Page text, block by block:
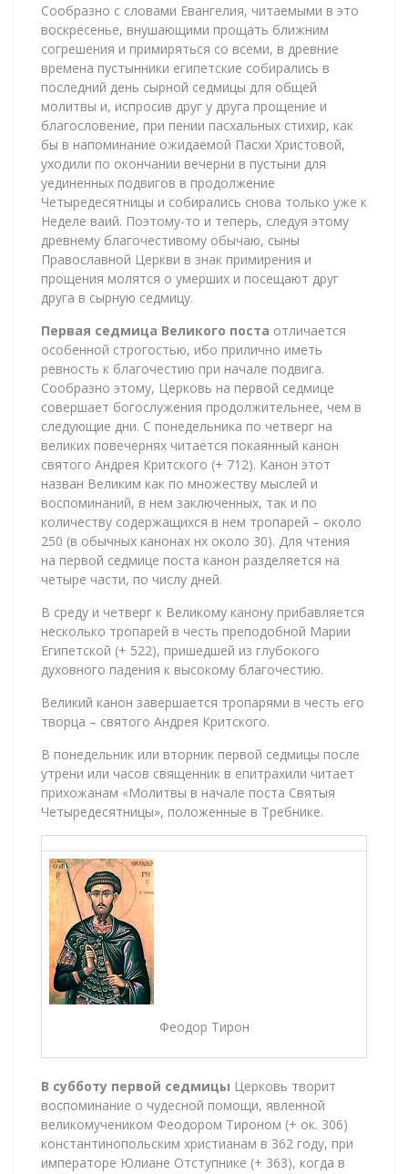
Сообразно с словами Евангелия, читаемыми в это
воскресенье, внушающими прощать ближним
согрешения и примиряться со всеми, в древние
времена пустынники египетские собирались в
последний день сырной седмицы для общей
молитвы и, испросив друг у друга прощение и
благословение, при пении пасхальных стихир, как
бы в напоминание ожидаемой Пасхи Христовой,
уходили по окончании вечерни в пустыни для
уединенных подвигов в продолжение
Четыредесятницы и собирались снова только уже к
Неделе ваий. Поэтому-то и теперь, следуя этому
древнему благочестивому обычаю, сыны
Православной Церкви в знак примирения и
прощения молятся о умерших и посещают друг
друга в сырную седмицу.
Первая седмица Великого поста отличается
особенной строгостью, ибо прилично иметь
ревность к благочестию при начале подвига.
Сообразно этому, Церковь на первой седмице
совершает богослужения продолжительнее, чем в
следующие дни. С понедельника по четверг на
великих повечернях читается покаянный канон
святого Андрея Критского (+ 712). Канон этот
назван Великим как по множеству мыслей и
воспоминаний, в нем заключенных, так и по
количеству содержащихся в нем тропарей – около
250 (в обычных канонах нх около 30). Для чтения
на первой седмице поста канон разделяется на
четыре части, по числу дней.
В среду и четверг к Великому канону прибавляется
несколько тропарей в честь преподобной Марии
Египетской (+ 522), пришедшей из глубокого
духовного падения к высокому благочестию.
Великий канон завершается тропарями в честь его
творца – святого Андрея Критского.
В понедельник или вторник первой седмицы после
утрени или часов священник в епитрахили читает
прихожанам «Молитвы в начале поста Святыя
Четыредесятницы», положенные в Требнике.
Феодор Тирон
В субботу первой седмицы Церковь творит
воспоминание о чудесной помощи, явленной
великомучеником Феодором Тироном (+ ок. 306)
константинопольским христианам в 362 году, при
императоре Юлиане Отступнике (+ 363), когда в